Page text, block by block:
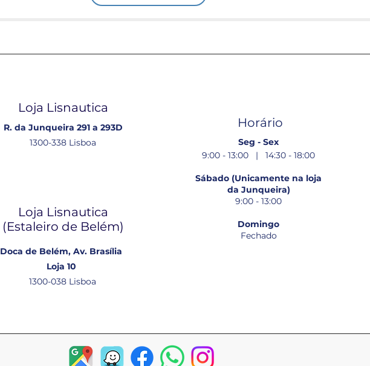
Loja Lisnautica
R. da Junqueira 291 a 293D
1300-338 Lisboa
Loja Lisnautica
(Estaleiro de Belém​)
Doca de Belém, Av. Brasília
Loja 10
1300-038 Lisboa
Horário
Seg - Sex
9:00 - 13:00 | 14:30 - 18:00
Sábado (Unicamente na loja
da Junqueira)
9:00 - 13:00
Domingo
Fechado